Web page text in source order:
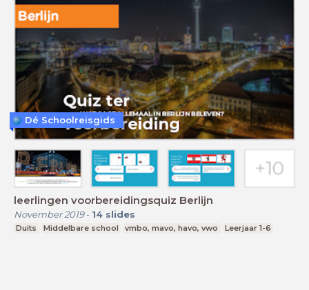
leerlingen voorbereidingsquiz Berlijn
November 2019- 14 slides
Duits Middelbare school vmbo, mavo, havo, vwo Leerjaar 1-6
Dé Schoolreisgids